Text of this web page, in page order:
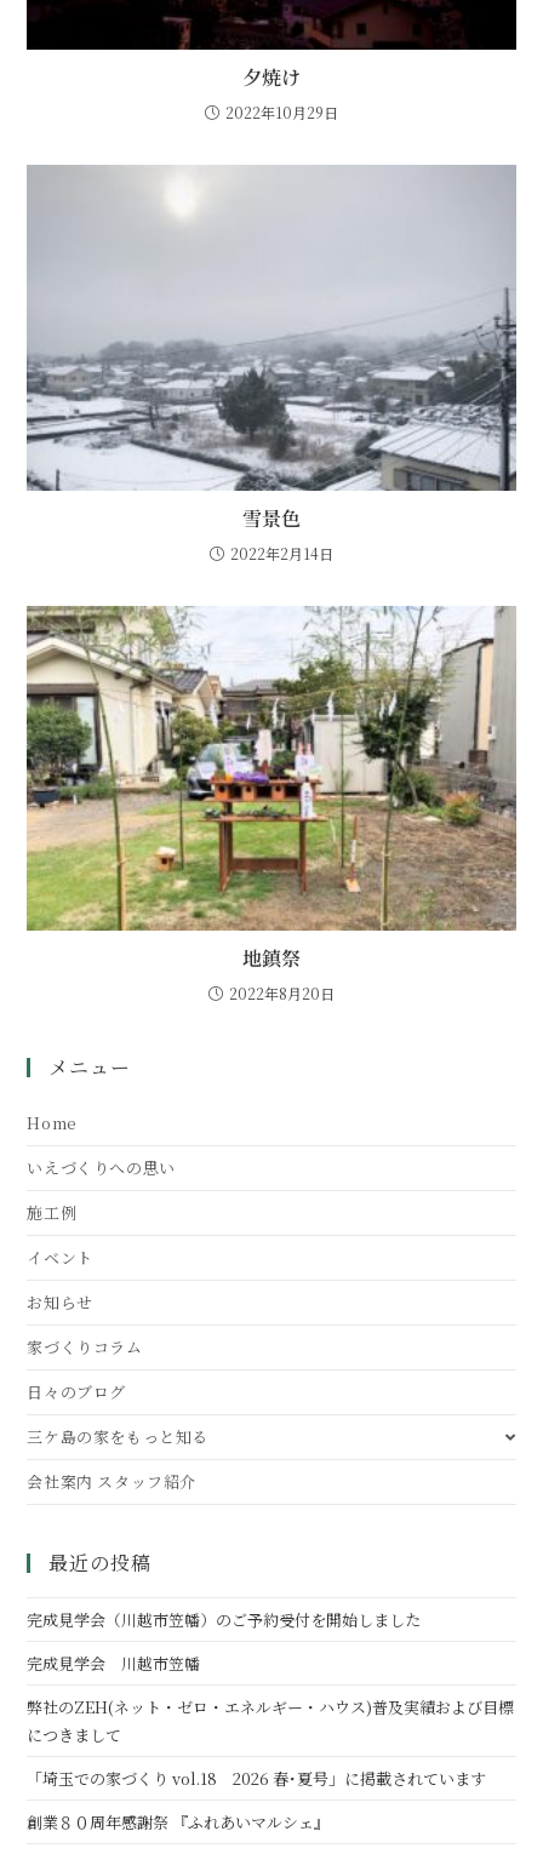
夕焼け
2022年10月29日
雪景色
2022年2月14日
地鎮祭
2022年8月20日
メニュー
Home
いえづくりへの思い
施工例
イベント
お知らせ
家づくりコラム
日々のブログ
三ケ島の家をもっと知る
会社案内 スタッフ紹介
最近の投稿
完成見学会（川越市笠幡）のご予約受付を開始しました
完成見学会 川越市笠幡
弊社のZEH(ネット・ゼロ・エネルギー・ハウス)普及実績および目標
につきまして
「埼玉での家づくり vol.18 2026 春･夏号」に掲載されています
創業８０周年感謝祭 『ふれあいマルシェ』